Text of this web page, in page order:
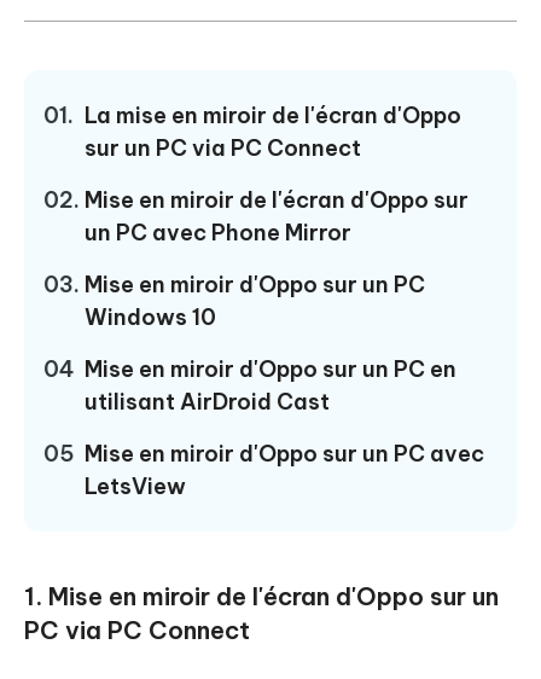
01. La mise en miroir de l'écran d'Oppo
sur un PC via PC Connect
02. Mise en miroir de l'écran d'Oppo sur
un PC avec Phone Mirror
03. Mise en miroir d'Oppo sur un PC
Windows 10
04 Mise en miroir d'Oppo sur un PC en
utilisant AirDroid Cast
05 Mise en miroir d'Oppo sur un PC avec
LetsView
1. Mise en miroir de l'écran d'Oppo sur un
PC via PC Connect